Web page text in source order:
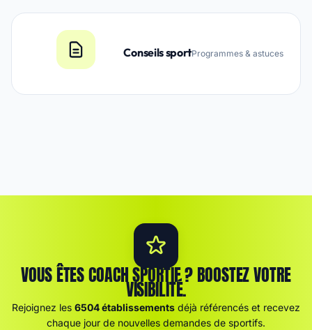
Conseils sportProgrammes & astuces
VOUS ÊTES COACH SPORTIF ? BOOSTEZ VOTRE
VISIBILITÉ.
Rejoignez les 6504 établissements déjà référencés et recevez
chaque jour de nouvelles demandes de sportifs.